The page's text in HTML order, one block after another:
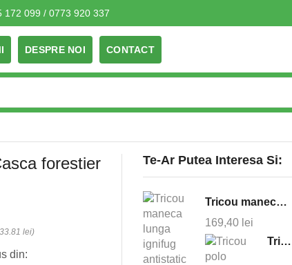
172 099 / 0773 920 337
DESPRE NOI CONTACT
input
forestier
lei)
din:
Te-Ar Putea Interesa Si:
Tricou maneca lunga ignifug antistatic Defender - bleumarin
169,40 lei
Tricou polo ignifug antistatic Santana - bleumarin